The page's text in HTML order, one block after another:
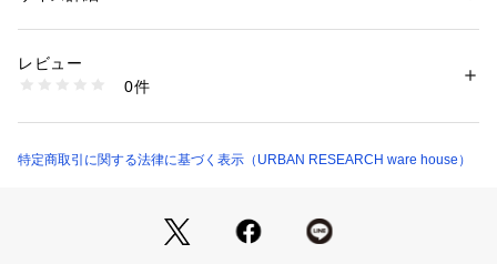
◎。程よい厚みでTシャツの上はもちろん、冷え込む朝晩には
パーカーとのレイヤードもおすすめ。見た目の美しさと機能性
【2026 Spring/Summer】【26SS】
や他の物への色移りの可能性がございます。
※直射日光や蛍光灯に長時間あたると変色したり、色褪せする
素材：表地 : ポリエステル93% ポリウレタン7%裏地 : ポリエステル10
生産国：中国
商品番号：1098500005704 （モール）
レビュー
0件
特定商取引に関する法律に基づく表示（URBAN RESEARCH ware house）